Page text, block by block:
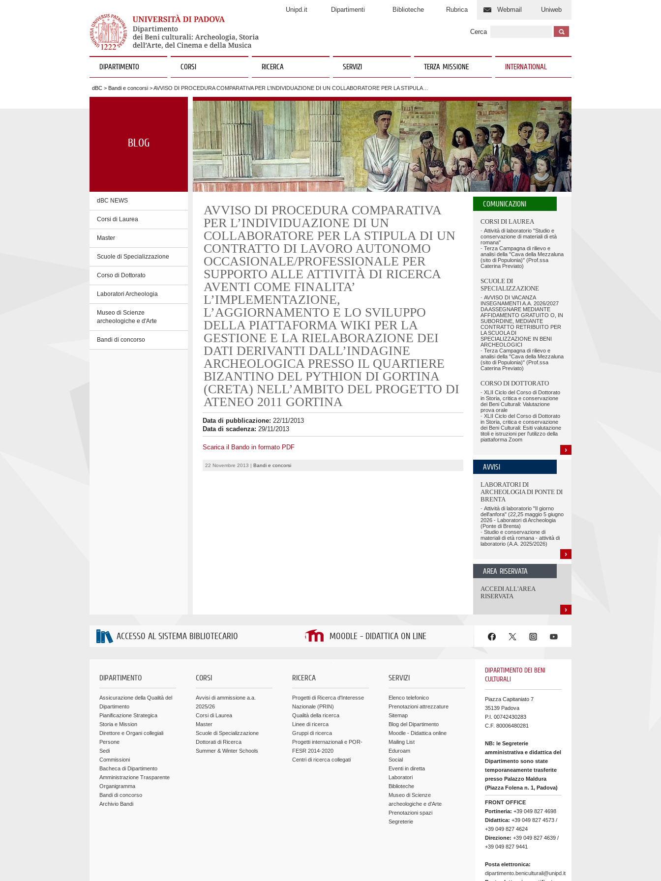
Unipd.it Dipartimenti Biblioteche Rubrica Webmail Uniweb
Cerca
DIPARTIMENTO CORSI RICERCA SERVIZI TERZA MISSIONE INTERNATIONAL
dBC > Bandi e concorsi > AVVISO DI PROCEDURA COMPARATIVA PER L’INDIVIDUAZIONE DI UN COLLABORATORE PER LA STIPULA…
BLOG
dBC NEWS
Corsi di Laurea
Master
Scuole di Specializzazione
Corso di Dottorato
Laboratori Archeologia
Museo di Scienze
archeologiche e d'Arte
Bandi di concorso
AVVISO DI PROCEDURA COMPARATIVA
PER L’INDIVIDUAZIONE DI UN
COLLABORATORE PER LA STIPULA DI UN
CONTRATTO DI LAVORO AUTONOMO
OCCASIONALE/PROFESSIONALE PER
SUPPORTO ALLE ATTIVITÀ DI RICERCA
AVENTI COME FINALITA’
L’IMPLEMENTAZIONE,
L’AGGIORNAMENTO E LO SVILUPPO
DELLA PIATTAFORMA WIKI PER LA
GESTIONE E LA RIELABORAZIONE DEI
DATI DERIVANTI DALL’INDAGINE
ARCHEOLOGICA PRESSO IL QUARTIERE
BIZANTINO DEL PYTHION DI GORTINA
(CRETA) NELL’AMBITO DEL PROGETTO DI
ATENEO 2011 GORTINA
Data di pubblicazione: 22/11/2013
Data di scadenza: 29/11/2013
Scarica il Bando in formato PDF
22 Novembre 2013 | Bandi e concorsi
COMUNICAZIONI
CORSI DI LAUREA
- Attività di laboratorio "Studio e
conservazione di materiali di età
romana"
- Terza Campagna di rilievo e
analisi della "Cava della Mezzaluna
(sito di Populonia)" (Prof.ssa
Caterina Previato)
SCUOLE DI
SPECIALIZZAZIONE
- AVVISO DI VACANZA
INSEGNAMENTI A.A. 2026/2027
DA ASSEGNARE MEDIANTE
AFFIDAMENTO GRATUITO O, IN
SUBORDINE, MEDIANTE
CONTRATTO RETRIBUITO PER
LA SCUOLA DI
SPECIALIZZAZIONE IN BENI
ARCHEOLOGICI
- Terza Campagna di rilievo e
analisi della "Cava della Mezzaluna
(sito di Populonia)" (Prof.ssa
Caterina Previato)
CORSO DI DOTTORATO
- XLII Ciclo del Corso di Dottorato
in Storia, critica e conservazione
dei Beni Culturali: Valutazione
prova orale
- XLII Ciclo del Corso di Dottorato
in Storia, critica e conservazione
dei Beni Culturali: Esiti valutazione
titoli e istruzioni per l'utilizzo della
piattaforma Zoom
AVVISI
LABORATORI DI
ARCHEOLOGIA DI PONTE DI
BRENTA
- Attività di laboratorio "Il giorno
dell'anfora" (22,25 maggio 5 giugno
2026 - Laboratori di Archeologia
(Ponte di Brenta)
- Studio e conservazione di
materiali di età romana - attività di
laboratorio (A.A. 2025/2026)
AREA RISERVATA
ACCEDI ALL'AREA
RISERVATA
ACCESSO AL SISTEMA BIBLIOTECARIO MOODLE - DIDATTICA ON LINE
DIPARTIMENTO
Assicurazione della Qualità del
Dipartimento
Pianificazione Strategica
Storia e Mission
Direttore e Organi collegiali
Persone
Sedi
Commissioni
Bacheca di Dipartimento
Amministrazione Trasparente
Organigramma
Bandi di concorso
Archivio Bandi
CORSI
Avvisi di ammissione a.a.
2025/26
Corsi di Laurea
Master
Scuole di Specializzazione
Dottorati di Ricerca
Summer & Winter Schools
RICERCA
Progetti di Ricerca d'Interesse
Nazionale (PRIN)
Qualità della ricerca
Linee di ricerca
Gruppi di ricerca
Progetti internazionali e POR-
FESR 2014-2020
Centri di ricerca collegati
SERVIZI
Elenco telefonico
Prenotazioni attrezzature
Sitemap
Blog del Dipartimento
Moodle - Didattica online
Mailing List
Eduroam
Social
Eventi in diretta
Laboratori
Biblioteche
Museo di Scienze
archeologiche e d'Arte
Prenotazioni spazi
Segreterie
DIPARTIMENTO DEI BENI
CULTURALI
Piazza Capitaniato 7
35139 Padova
P.I. 00742430283
C.F. 80006480281
NB: le Segreterie
amministrativa e didattica del
Dipartimento sono state
temporaneamente trasferite
presso Palazzo Maldura
(Piazza Folena n. 1, Padova)
FRONT OFFICE
Portineria: +39 049 827 4698
Didattica: +39 049 827 4573 /
+39 049 827 4624
Direzione: +39 049 827 4639 /
+39 049 827 9441
Posta elettronica:
dipartimento.beniculturali@unipd.it